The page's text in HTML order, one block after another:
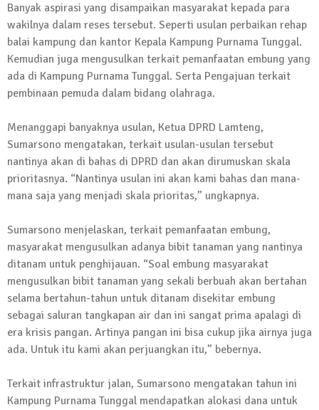
News Flash
Jumat Berkah SMSI Tulang Bawang
Sasar Sejumlah Warga Kurang Mampu
12 Juli 2024 | 15:15
News Flash
Dengan Semangat Muda, Ida Bagus
Penjaringan Balonkada di DPC PDI P
Lamtim
1 Mei 2024 | 12:10
News Flash
Melalui Dumas, Ketua SMSI Waykanan
Laporkan Kasus Pengeroyokan yang
Dialaminya ke Propam Polda Lampung
19 Maret 2024 | 16:01
News Flash
Anggota MPR-RI I Komang Koheri
Kembali Laksanakan Sosialisasi 4 Pilar
Kebangsaan, Kali Ini Digelar di Tubaba
2 Februari 2024 | 11:48
Banyak aspirasi yang disampaikan masyarakat kepada para
wakilnya dalam reses tersebut. Seperti usulan perbaikan rehap
balai kampung dan kantor Kepala Kampung Purnama Tunggal.
Kemudian juga mengusulkan terkait pemanfaatan embung yang
ada di Kampung Purnama Tunggal. Serta Pengajuan terkait
pembinaan pemuda dalam bidang olahraga.
Menanggapi banyaknya usulan, Ketua DPRD Lamteng,
Sumarsono mengatakan, terkait usulan-usulan tersebut
nantinya akan di bahas di DPRD dan akan dirumuskan skala
prioritasnya. “Nantinya usulan ini akan kami bahas dan mana-
mana saja yang menjadi skala prioritas,” ungkapnya.
Sumarsono menjelaskan, terkait pemanfaatan embung,
masyarakat mengusulkan adanya bibit tanaman yang nantinya
ditanam untuk penghijauan. “Soal embung masyarakat
mengusulkan bibit tanaman yang sekali berbuah akan bertahan
selama bertahun-tahun untuk ditanam disekitar embung
sebagai saluran tangkapan air dan ini sangat prima apalagi di
era krisis pangan. Artinya pangan ini bisa cukup jika airnya juga
ada. Untuk itu kami akan perjuangkan itu,” bebernya.
Terkait infrastruktur jalan, Sumarsono mengatakan tahun ini
Kampung Purnama Tunggal mendapatkan alokasi dana untuk